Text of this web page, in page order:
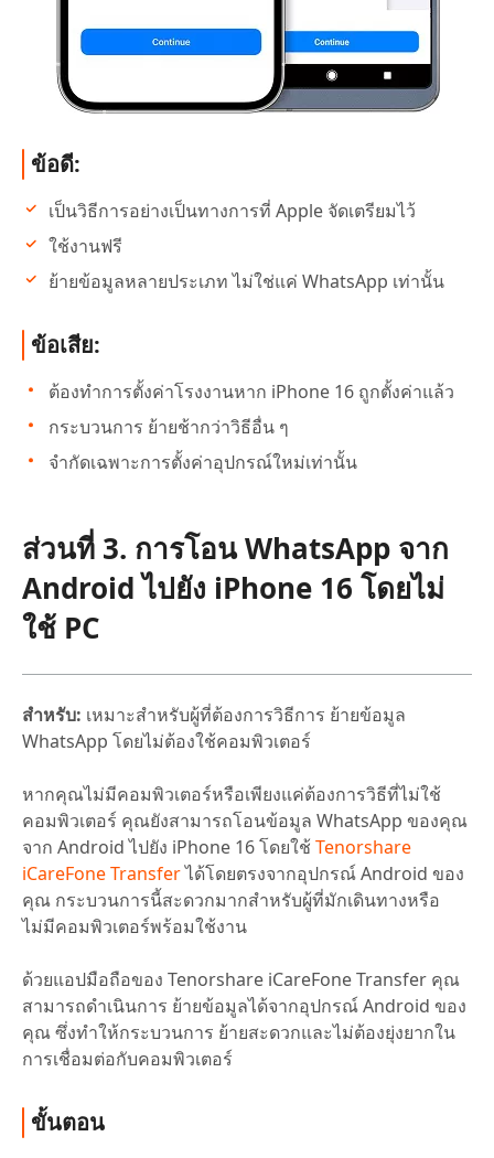
ข้อดี:
เป็นวิธีการอย่างเป็นทางการที่ Apple จัดเตรียมไว้
ใช้งานฟรี
ย้ายข้อมูลหลายประเภท ไม่ใช่แค่ WhatsApp เท่านั้น
ข้อเสีย:
ต้องทำการตั้งค่าโรงงานหาก iPhone 16 ถูกตั้งค่าแล้ว
กระบวนการ ย้ายช้ากว่าวิธีอื่น ๆ
จำกัดเฉพาะการตั้งค่าอุปกรณ์ใหม่เท่านั้น
ส่วนที่ 3. การโอน WhatsApp จาก
Android ไปยัง iPhone 16 โดยไม่
ใช้ PC
สำหรับ: เหมาะสำหรับผู้ที่ต้องการวิธีการ ย้ายข้อมูล
WhatsApp โดยไม่ต้องใช้คอมพิวเตอร์
หากคุณไม่มีคอมพิวเตอร์หรือเพียงแค่ต้องการวิธีที่ไม่ใช้
คอมพิวเตอร์ คุณยังสามารถโอนข้อมูล WhatsApp ของคุณ
จาก Android ไปยัง iPhone 16 โดยใช้Tenorshare
iCareFone Transferได้โดยตรงจากอุปกรณ์ Android ของ
คุณ กระบวนการนี้สะดวกมากสำหรับผู้ที่มักเดินทางหรือ
ไม่มีคอมพิวเตอร์พร้อมใช้งาน
ด้วยแอปมือถือของ Tenorshare iCareFone Transfer คุณ
สามารถดำเนินการ ย้ายข้อมูลได้จากอุปกรณ์ Android ของ
คุณ ซึ่งทำให้กระบวนการ ย้ายสะดวกและไม่ต้องยุ่งยากใน
การเชื่อมต่อกับคอมพิวเตอร์
ขั้นตอน